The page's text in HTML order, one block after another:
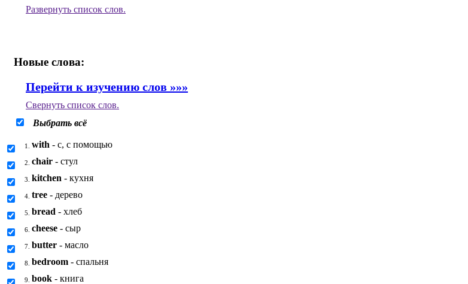
Развернуть список слов.
Новые слова:
Перейти к изучению слов »»»
Свернуть список слов.
Выбрать всё
1. with - с, с помощью
2. chair - стул
3. kitchen - кухня
4. tree - дерево
5. bread - хлеб
6. cheese - сыр
7. butter - масло
8. bedroom - спальня
9. book - книга